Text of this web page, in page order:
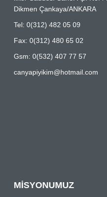
Dikmen Çankaya/ANKARA
Tel: 0(312) 482 05 09
Fax: 0(312) 480 65 02
Gsm: 0(532) 407 77 57
canyapiyikim@hotmail.com
MİSYONUMUZ